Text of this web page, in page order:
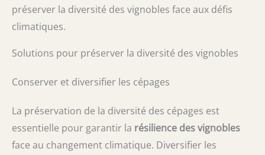
préserver la diversité des vignobles face aux défis
climatiques.
Solutions pour préserver la diversité des vignobles
Conserver et diversifier les cépages
La préservation de la diversité des cépages est
essentielle pour garantir la résilience des vignobles
face au changement climatique. Diversifier les